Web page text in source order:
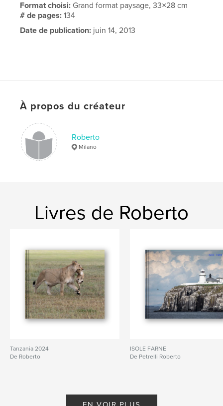
Format choisi: Grand format paysage, 33×28 cm
# de pages:134
Date de publication: juin 14, 2013
À propos du créateur
Roberto
Milano
Livres de Roberto
Tanzania 2024
De Roberto
ISOLE FARNE
De Petrelli Roberto